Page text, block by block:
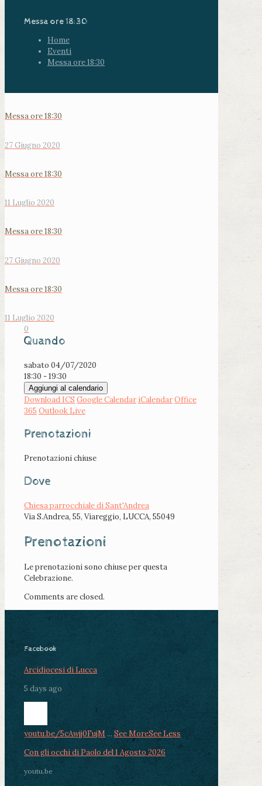
Messa ore 18:30
Home
Eventi
Messa ore 18:30
Messa ore 18:30
27 Giugno 2020
Messa ore 18:30
11 Luglio 2020
Messa ore 18:30
27 Giugno 2020
Messa ore 18:30
11 Luglio 2020
0
Quando
sabato 04/07/2020
18:30 - 19:30
Aggiungi al calendario
Download ICS Google Calendar iCalendarOffice
365 Outlook Live
Prenotazioni
Prenotazioni chiuse
Dove
Chiesa parrocchiale di Sant'Andrea
Via S.Andrea, 55, Viareggio, LUCCA, 55049
Prenotazioni
Le prenotazioni sono chiuse per questa
Celebrazione.
Comments are closed.
Facebook
Arcidiocesi di Lucca
5 days ago
youtu.be/5cAwjj0FujM ... See MoreSee Less
Con gli occhi di Paolo del 1 Agosto 2026
youtu.be